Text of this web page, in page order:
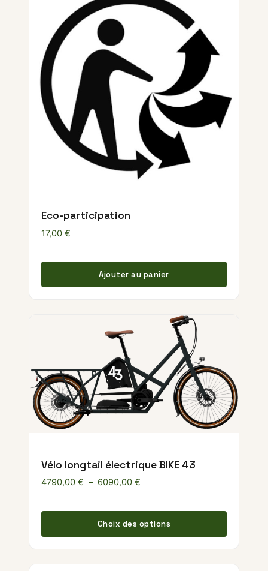
Eco-participation
17,00 €
Ajouter au panier
Vélo longtail électrique BIKE 43
4790,00 € – 6090,00 €
Choix des options
Ce